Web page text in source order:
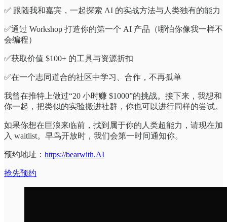
✅ 跟随我和嘉宾，一起探索 AI 的实战方法与人类独有的能力
✅通过 Workshop 打造你的第一个 AI 产品（哪怕你像我一样不
会编程）
✅获取价值 $100+ 的工具与资源折扣
✅在一个志同道合的社区中学习、合作，不再孤单
我曾在推特上做过“20 小时赚 $1000”的挑战。接下来，我想和
你一起，把类似的实验搬进社群，你也可以进行同样的尝试。
如果你想在巨浪来临前，找到属于你的人类超能力，请现在加
入 waitlist。早鸟开放时，我们会第一时间通知你。
预约地址： https://bearwith.AI
抢先预约